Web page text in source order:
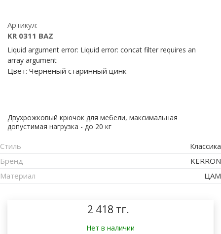
Артикул:
KR 0311 BAZ
Liquid argument error: Liquid error: concat filter requires an
array argument
Цвет: Черненый старинный цинк
Двухрожковый крючок для мебели, максимальная
допустимая нагрузка - до 20 кг
Стиль
Классика
Бренд
KERRON
Материал
ЦАМ
2 418 тг.
Нет в наличии